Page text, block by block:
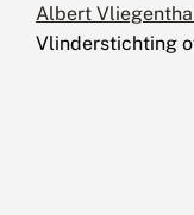
Albert
Vlinderstichting